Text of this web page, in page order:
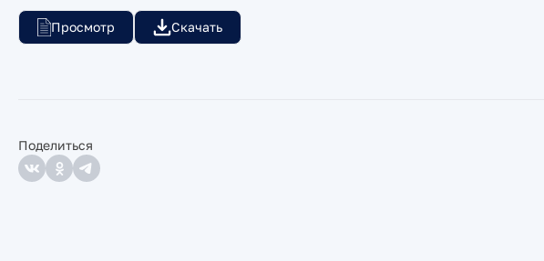
Просмотр Скачать
Поделиться